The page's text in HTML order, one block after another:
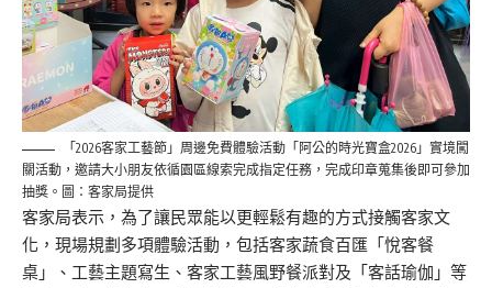
「2026客家工藝節」周邊免費體驗活動「阿公的時光寶盒2026」實境闖
關活動，邀請大小朋友依循園區線索完成指定任務，完成印章蒐集後即可參加
抽獎。圖：客家局提供
客家局表示，為了讓民眾能以更輕鬆有趣的方式接觸客家文
化，現場規劃多項體驗活動，包括客家蔬食百匯「悅客餐
桌」、工藝主題寫生、客家工藝風野餐派對及「客話瑜伽」等